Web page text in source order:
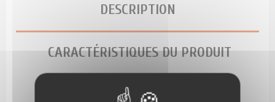
DESCRIPTION
CARACTÉRISTIQUES DU PRODUIT
LIVRAISON